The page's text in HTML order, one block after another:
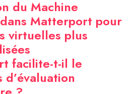
du Machine
Matterport pour
virtuelles plus
facilite-t-il le
d’évaluation